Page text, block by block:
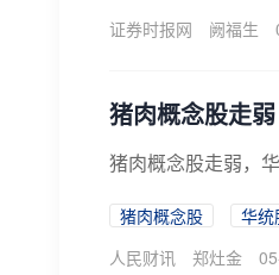
证券时报网
阙福生
猪肉概念股走
猪肉概念股走弱，
猪肉概念股 华统
人民财讯
郑灶金